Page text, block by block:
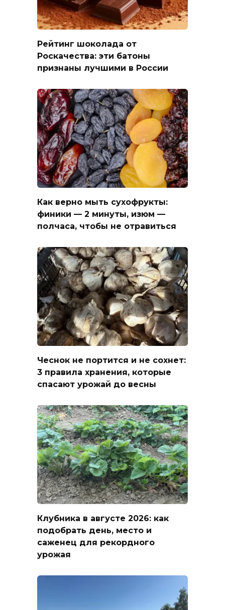
Рейтинг шоколада от
Роскачества: эти батоны
признаны лучшими в России
Как верно мыть сухофрукты:
финики — 2 минуты, изюм —
полчаса, чтобы не отравиться
Чеснок не портится и не сохнет:
3 правила хранения, которые
спасают урожай до весны
Клубника в августе 2026: как
подобрать день, место и
саженец для рекордного
урожая